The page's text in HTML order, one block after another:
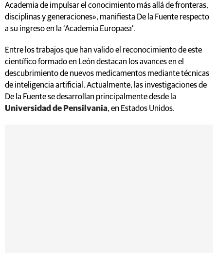
Academia de impulsar el conocimiento más allá de fronteras,
disciplinas y generaciones», manifiesta De la Fuente respecto
a su ingreso en la ‘Academia Europaea’.
Entre los trabajos que han valido el reconocimiento de este
científico formado en León destacan los avances en el
descubrimiento de nuevos medicamentos mediante técnicas
de inteligencia artificial. Actualmente, las investigaciones de
De la Fuente se desarrollan principalmente desde la
Universidad de Pensilvania, en Estados Unidos.